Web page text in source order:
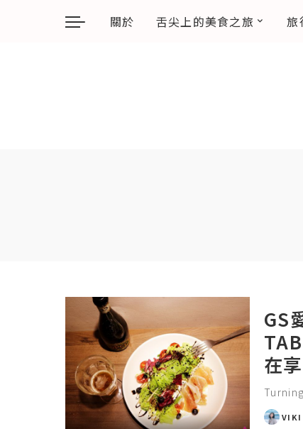
關於 舌尖上的美食之旅 旅
GS
在
POSTED
VIKI